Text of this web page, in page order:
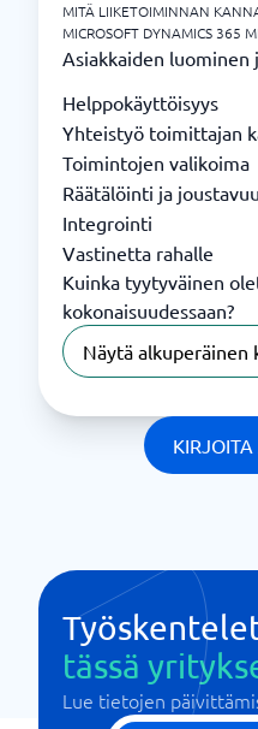
MITÄ LIIKETOIMINNAN
MICROSOFT DYNAMICS 365
Asiakkaiden luominen
Helppokäyttöisyys
Yhteistyö toimittajan
Toimintojen valikoima
Räätälöinti ja
Integrointi
Vastinetta rahalle
Kuinka tyytyväinen
kokonaisuudessaan?
Näytä alkuperäinen
tässä
Lue tietojen